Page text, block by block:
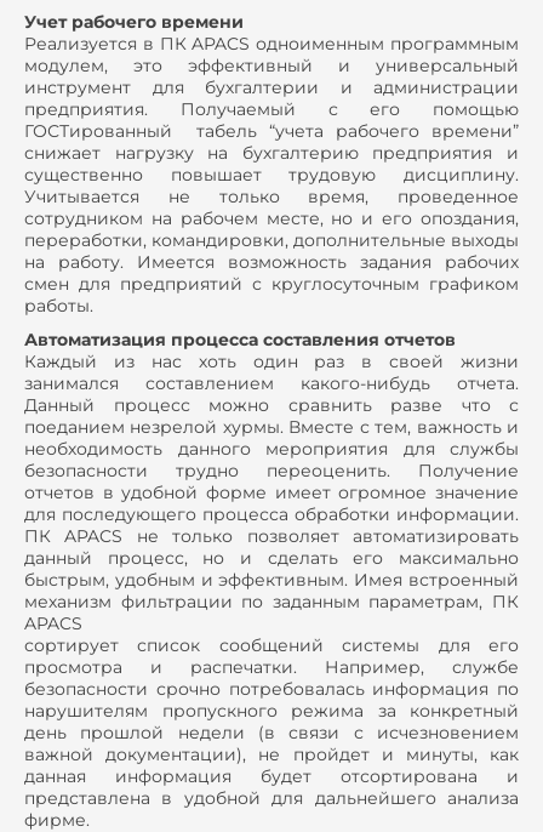
Учет рабочего времени
Реализуется в ПК APACS одноименным программным
модулем, это эффективный и универсальный
инструмент для бухгалтерии и администрации
предприятия. Получаемый с его помощью
ГОСТированный табель “учета рабочего времени”
снижает нагрузку на бухгалтерию предприятия и
существенно повышает трудовую дисциплину.
Учитывается не только время, проведенное
сотрудником на рабочем месте, но и его опоздания,
переработки, командировки, дополнительные выходы
на работу. Имеется возможность задания рабочих
смен для предприятий с круглосуточным графиком
работы.
Автоматизация процесса составления отчетов
Каждый из нас хоть один раз в своей жизни
занимался составлением какого-нибудь отчета.
Данный процесс можно сравнить разве что с
поеданием незрелой хурмы. Вместе с тем, важность и
необходимость данного мероприятия для службы
безопасности трудно переоценить. Получение
отчетов в удобной форме имеет огромное значение
для последующего процесса обработки информации.
ПК APACS не только позволяет автоматизировать
данный процесс, но и сделать его максимально
быстрым, удобным и эффективным. Имея встроенный
механизм фильтрации по заданным параметрам, ПК
APACS
сортирует список сообщений системы для его
просмотра и распечатки. Например, службе
безопасности срочно потребовалась информация по
нарушителям пропускного режима за конкретный
день прошлой недели (в связи с исчезновением
важной документации), не пройдет и минуты, как
данная информация будет отсортирована и
представлена в удобной для дальнейшего анализа
фирме.